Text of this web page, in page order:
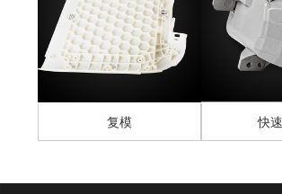
复模 快